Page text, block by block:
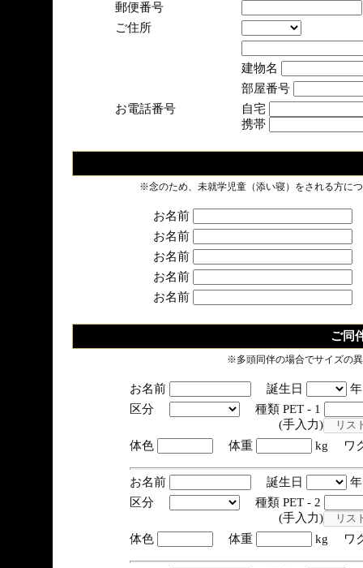
郵便番号
ご住所
建物名
部屋番号
お電話番号
自宅
携帯
※念のため、未就学児童（添い寝）をされる方に
お名前
お名前
お名前
お名前
お名前
ご同
※多頭同伴の場合でサイズの
お名前 誕生日
区分
種類 PET - 1
(手入力)
体色
体重 kg ワ
お名前 誕生日
区分
種類 PET - 2
(手入力)
体色
体重 kg ワ